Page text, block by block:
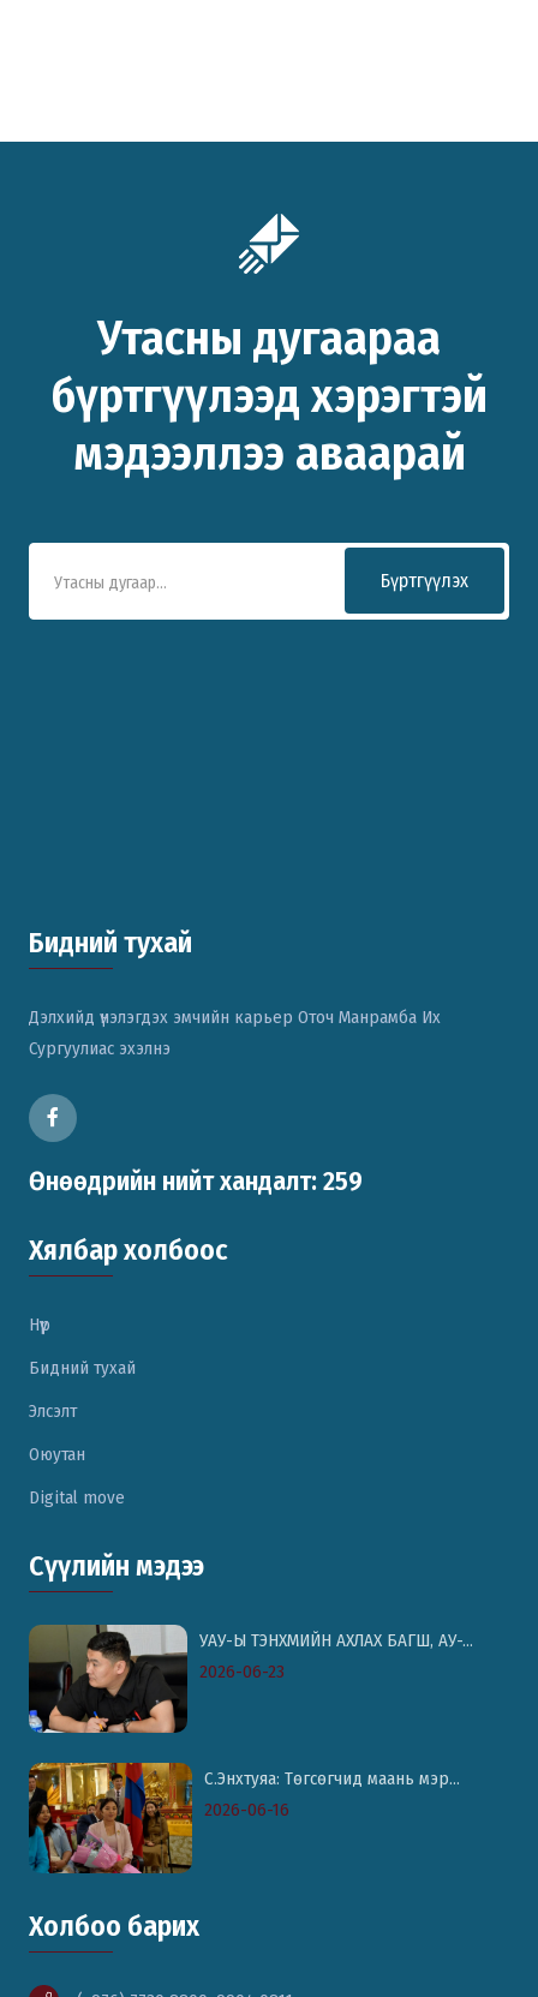
Утасны дугаараа
бүртгүүлээд хэрэгтэй
мэдээллээ аваарай
Бүртгүүлэх
Бидний тухай
Дэлхийд үнэлэгдэх эмчийн карьер Оточ Манрамба Их
Сургуулиас эхэлнэ
Өнөөдрийн нийт хандалт: 259
Хялбар холбоос
Нүүр
Бидний тухай
Элсэлт
Оюутан
Digital move
Сүүлийн мэдээ
УАУ-Ы ТЭНХМИЙН АХЛАХ БАГШ, АУ-...
2026-06-23
С.Энхтуяа: Төгсөгчид маань мэр...
2026-06-16
Холбоо барих